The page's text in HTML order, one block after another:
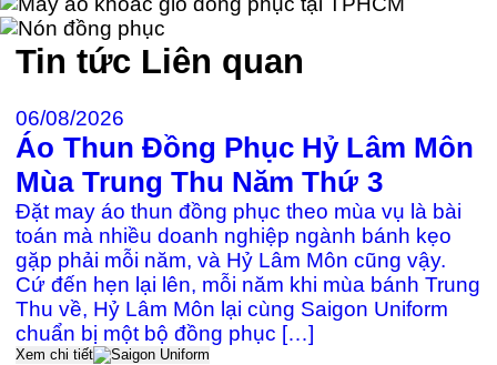
Tin tức Liên quan
06/08/2026
Áo Thun Đồng Phục Hỷ Lâm Môn
Mùa Trung Thu Năm Thứ 3
Đặt may áo thun đồng phục theo mùa vụ là bài
toán mà nhiều doanh nghiệp ngành bánh kẹo
gặp phải mỗi năm, và Hỷ Lâm Môn cũng vậy.
Cứ đến hẹn lại lên, mỗi năm khi mùa bánh Trung
Thu về, Hỷ Lâm Môn lại cùng Saigon Uniform
chuẩn bị một bộ đồng phục […]
Xem chi tiết